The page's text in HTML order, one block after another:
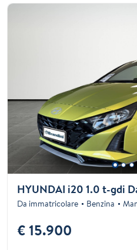
HYUNDAI i20 1.0 t-gdi
Da immatricolare Benzina
€ 15.900